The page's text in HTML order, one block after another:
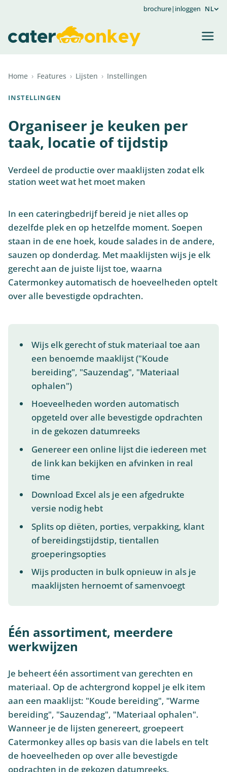
brochure| inloggen NL
Home › Features › Lijsten › Instellingen
INSTELLINGEN
Organiseer je keuken per
taak, locatie of tijdstip
Verdeel de productie over maaklijsten zodat elk
station weet wat het moet maken
In een cateringbedrijf bereid je niet alles op
dezelfde plek en op hetzelfde moment. Soepen
staan in de ene hoek, koude salades in de andere,
sauzen op donderdag. Met maaklijsten wijs je elk
gerecht aan de juiste lijst toe, waarna
Catermonkey automatisch de hoeveelheden optelt
over alle bevestigde opdrachten.
Wijs elk gerecht of stuk materiaal toe aan
een benoemde maaklijst ("Koude
bereiding", "Sauzendag", "Materiaal
ophalen")
Hoeveelheden worden automatisch
opgeteld over alle bevestigde opdrachten
in de gekozen datumreeks
Genereer een online lijst die iedereen met
de link kan bekijken en afvinken in real
time
Download Excel als je een afgedrukte
versie nodig hebt
Splits op diëten, porties, verpakking, klant
of bereidingstijdstip, tientallen
groeperingsopties
Wijs producten in bulk opnieuw in als je
maaklijsten hernoemt of samenvoegt
Één assortiment, meerdere
werkwijzen
Je beheert één assortiment van gerechten en
materiaal. Op de achtergrond koppel je elk item
aan een maaklijst: "Koude bereiding", "Warme
bereiding", "Sauzendag", "Materiaal ophalen".
Wanneer je de lijsten genereert, groepeert
Catermonkey alles op basis van die labels en telt
de hoeveelheden op over alle bevestigde
opdrachten in de gekozen datumreeks.